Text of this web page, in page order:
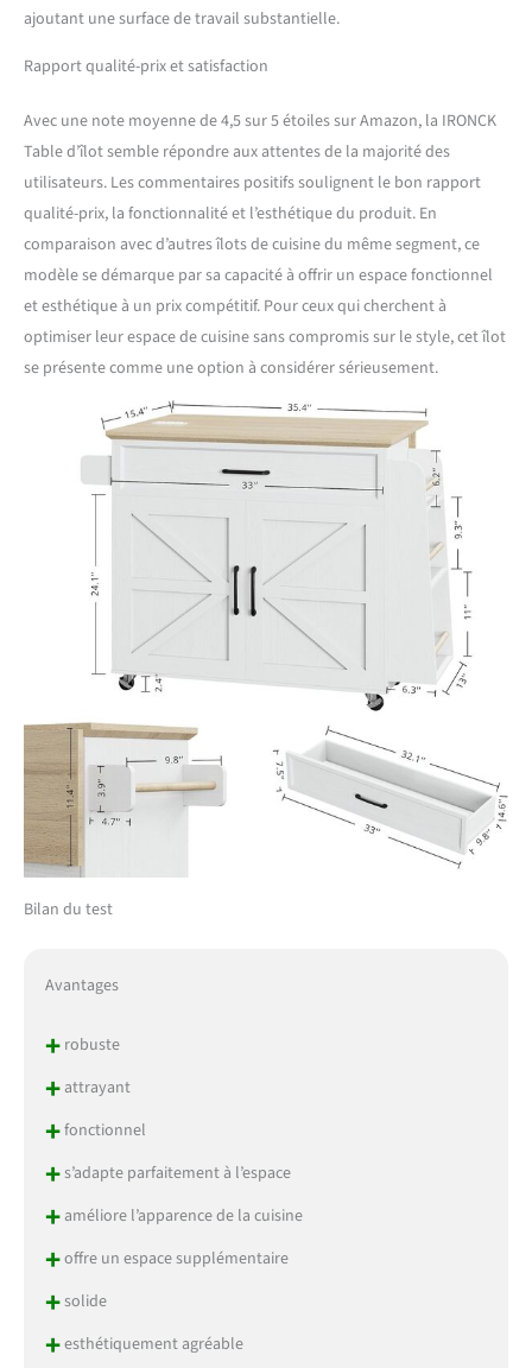
ajoutant une surface de travail substantielle.
Rapport qualité-prix et satisfaction
Avec une note moyenne de 4,5 sur 5 étoiles sur Amazon, la IRONCK
Table d’îlot semble répondre aux attentes de la majorité des
utilisateurs. Les commentaires positifs soulignent le bon rapport
qualité-prix, la fonctionnalité et l’esthétique du produit. En
comparaison avec d’autres îlots de cuisine du même segment, ce
modèle se démarque par sa capacité à offrir un espace fonctionnel
et esthétique à un prix compétitif. Pour ceux qui cherchent à
optimiser leur espace de cuisine sans compromis sur le style, cet îlot
se présente comme une option à considérer sérieusement.
Bilan du test
Avantages
+robuste
+attrayant
+fonctionnel
+s’adapte parfaitement à l’espace
+améliore l’apparence de la cuisine
+offre un espace supplémentaire
+solide
+esthétiquement agréable